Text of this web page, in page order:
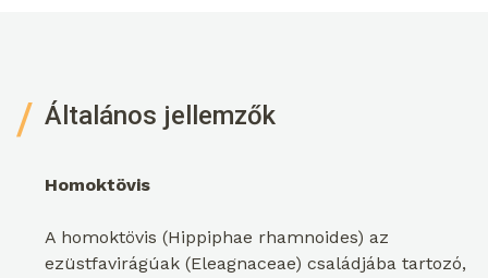
Általános jellemzők
Homoktövis
A homoktövis (Hippiphae rhamnoides) az
ezüstfavirágúak (Eleagnaceae) családjába tartozó,